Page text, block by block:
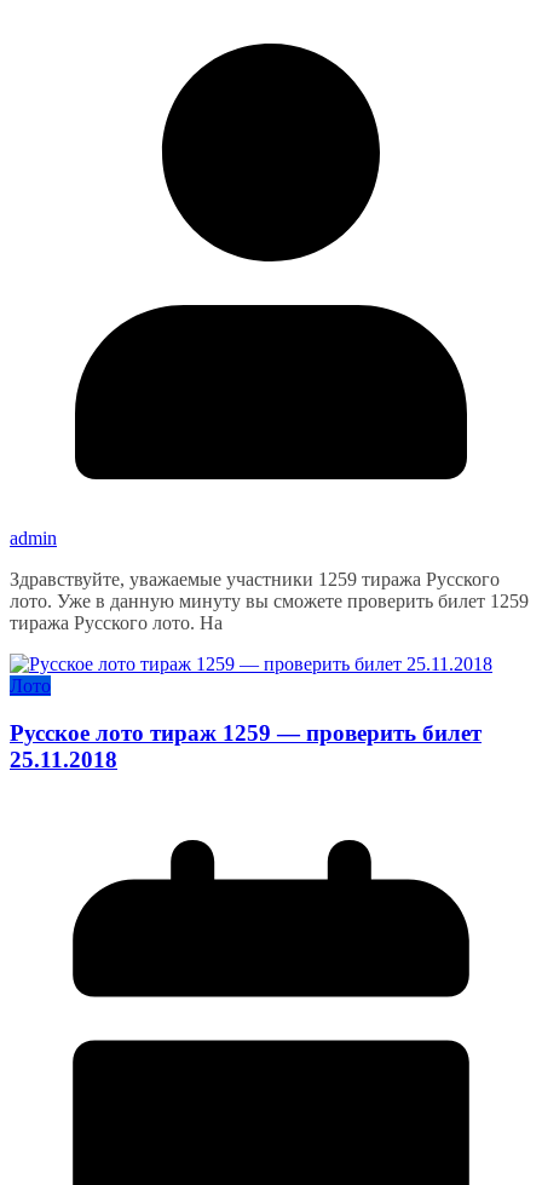
admin
Здравствуйте, уважаемые участники 1259 тиража Русского
лото. Уже в данную минуту вы сможете проверить билет 1259
тиража Русского лото. На
Лото
Русское лото тираж 1259 — проверить билет
25.11.2018